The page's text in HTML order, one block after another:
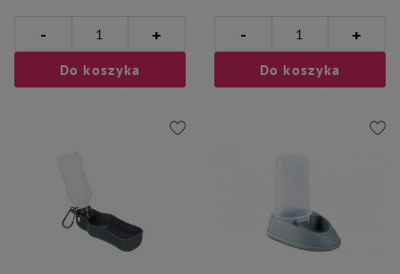
- +
Do koszyka
- +
Do koszyka